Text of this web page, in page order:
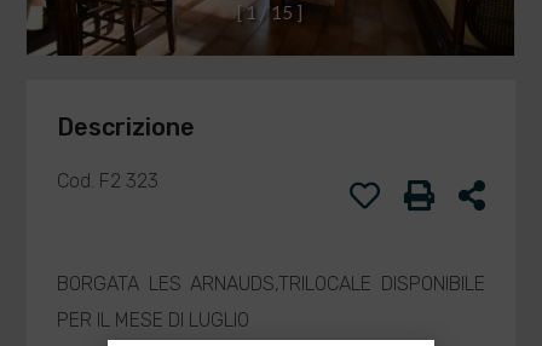
[1 / 1 5 ]
Descrizione
Cod. F2 323
BORGATA LES ARNAUDS,TRILOCALE DISPONIBILE
PER IL MESE DI LUGLIO